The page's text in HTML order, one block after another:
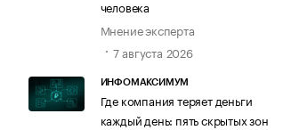
человека
Мнение эксперта
7 августа 2026
ИНФОМАКСИМУМ
Где компания теряет деньги
каждый день: пять скрытых зон